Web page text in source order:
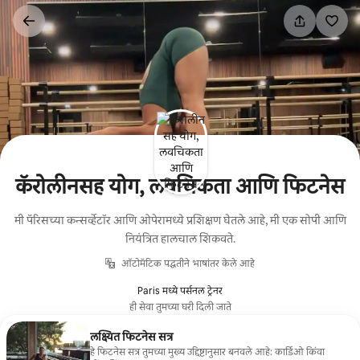
कंटेंटवर
कॅरोलीनसह योग, लवचिकता आणि फिटनेस
मी पॅरिसच्या कन्सर्व्हेटॉर आणि ओपेरामध्ये प्रशिक्षण घेतले आहे, मी एक सोपी आणि
नियंत्रित हालचाल शिकवते.
ऑटोमॅटिक पद्धतीने भाषांतर केले आहे
Paris मध्ये पर्सनल ट्रेनर
ही सेवा तुमच्या घरी दिली जाते
लक्ष्यित फिटनेस सत्र
हे फिटनेस सत्र तुमच्या मुख्य उद्दिष्टानुसार बनवले आहे: कार्डिओ किंवा